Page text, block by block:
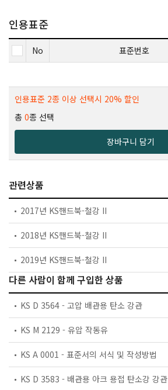
인용표준
No 표준번호
인용표준 2종 이상 선택시 20% 할인
총 0종 선택
장바구니 담기
관련상품
2017년 KS핸드북-철강 II
2018년 KS핸드북-철강 II
2019년 KS핸드북-철강 II
다른 사람이 함께 구입한 상품
KS D 3564 - 고압 배관용 탄소 강관
KS M 2129 - 유압 작동유
KS A 0001 - 표준서의 서식 및 작성방법
KS D 3583 - 배관용 아크 용접 탄소강 강관